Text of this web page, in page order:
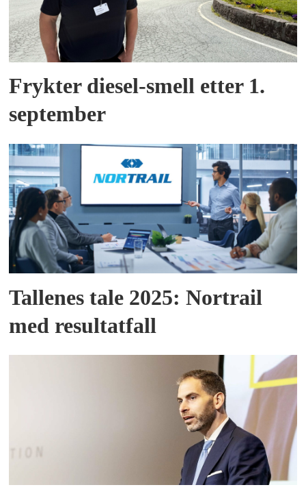
Frykter diesel-smell etter 1.
september
Tallenes tale 2025: Nortrail
med resultatfall